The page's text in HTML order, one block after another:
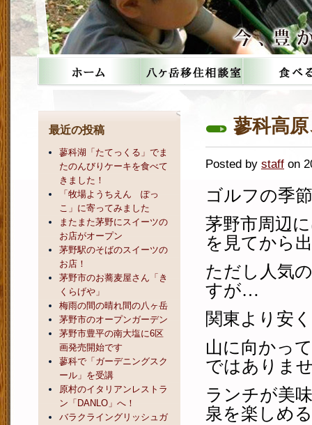
蓼科高
Posted by staff on
ゴルフの季
茅野市周辺
を見てから
ただし人気
すが…
関東より安
山に向かっ
ではありま
ランチが美
泉を楽しめ
最近の投稿
蓼科湖「たてっくる」でま
たのんびりケーキを食べて
きました！
「牧場ようちえん ぽっ
こ」に寄ってみました
またまた茅野にスイーツの
お店がオープン
茅野駅のそばのスイーツの
お店！
茅野市のお蕎麦屋さん「き
くらげや」
梅雨の間の晴れ間の八ヶ岳
茅野市のオープンガーデン
茅野市豊平の南大塩に6区
画発売開始です
蓼科で「ガーデニングスク
ール」を受講
原村のイタリアンレストラ
ン「DANLO」へ！
バラクライングリッシュガ